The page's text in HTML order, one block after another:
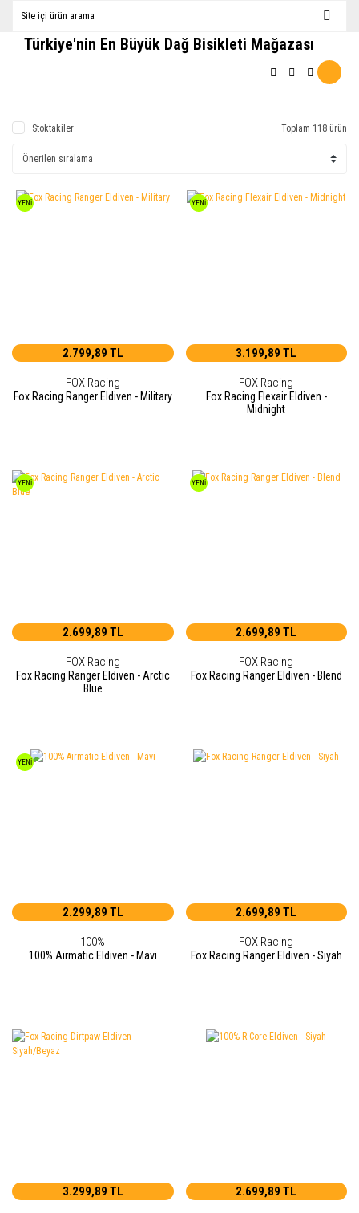
Türkiye'nin En Büyük Dağ Bisikleti Mağazası
Stoktakiler Toplam 118 ürün
YENİ
2.799,89 TL
FOX Racing
Fox Racing Ranger Eldiven - Military
YENİ
3.199,89 TL
FOX Racing
Fox Racing Flexair Eldiven -
Midnight
YENİ
2.699,89 TL
FOX Racing
Fox Racing Ranger Eldiven - Arctic
Blue
YENİ
2.699,89 TL
FOX Racing
Fox Racing Ranger Eldiven - Blend
YENİ
2.299,89 TL
100%
100% Airmatic Eldiven - Mavi
2.699,89 TL
FOX Racing
Fox Racing Ranger Eldiven - Siyah
3.299,89 TL 2.699,89 TL